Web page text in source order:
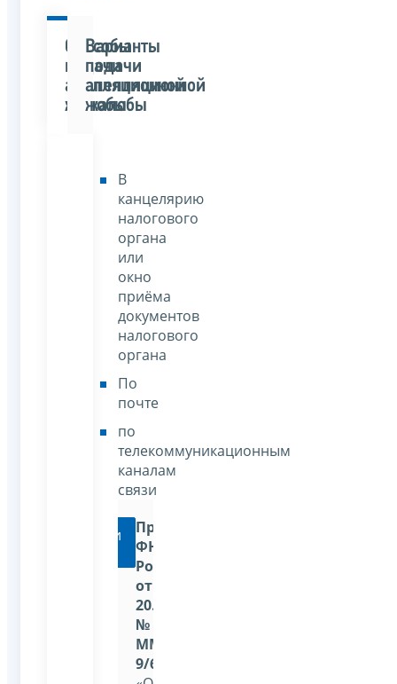
Способы
подачи
апелляционной
жалобы
Варианты
подачи
апелляционной
жалобы
В
канцелярию
налогового
органа
или
окно
приёма
документов
налогового
органа
По
почте
по
телекоммуникационным
каналам
связи
Перейти
Приказ
ФНС
России
от
20.12.2019
№
ММВ-7-
9/645@